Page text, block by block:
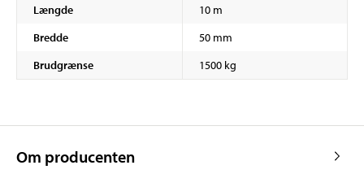
Længde
10 m
Bredde
50 mm
Brudgrænse
1500 kg
Om producenten